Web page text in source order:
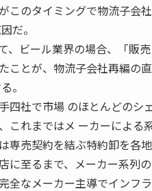
このタイミングで物流子会
だ。
、ビール業界の場合、「販
ことが、物流子会社再編の
。
四社で市場 のほとんどのシ
これまではメ ーカーによる
専売契約を結ぶ特約卸を各地
に至るまで、メーカー系列
全なメーカー主導でインフ